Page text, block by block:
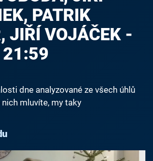
PATRIK
JIŘÍ VOJÁČEK -
dne analyzované ze všech úhlů
mluvíte, my taky